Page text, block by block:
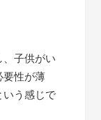
子供がい
要性が薄
いう感じで